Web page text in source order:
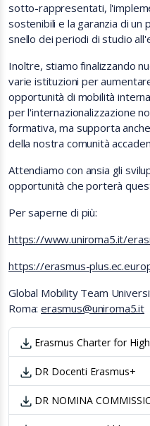
sotto-rappresentati,
sostenibili e la garanzia di un
snello dei periodi di studio
Inoltre, stiamo finalizzando
varie istituzioni per
opportunità di mobilità
per l'internazionalizzazione
formativa, ma supporta
della nostra comunità
Attendiamo con ansia gli
opportunità che porterà
Per saperne di più:
https://www.uniroma5.it/
https://erasmus-
Global Mobility Team
Roma:erasmus@uniroma5.it
Erasmus Charter for
DR Docenti Erasmus+
DR NOMINA